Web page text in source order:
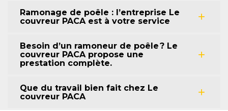
Ramonage de poêle : l’entreprise Le
couvreur PACA est à votre service
Besoin d’un ramoneur de poêle ? Le
couvreur PACA propose une
prestation complète.
Que du travail bien fait chez Le
couvreur PACA